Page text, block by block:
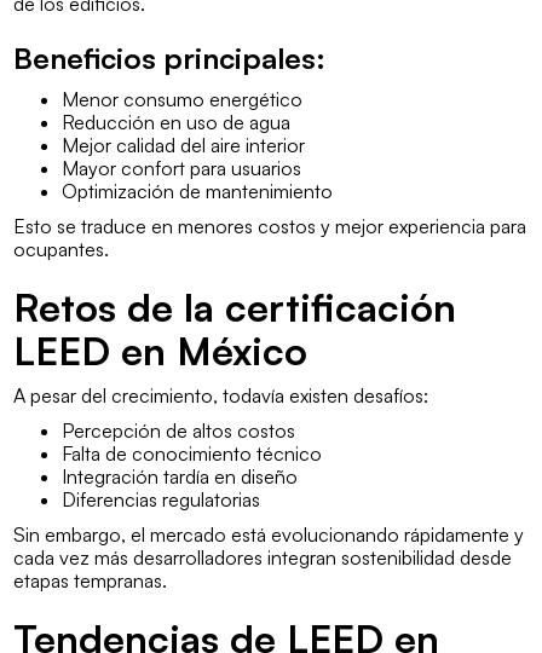
Beneficios principales:
Menor consumo energético
Reducción en uso de agua
Mejor calidad del aire interior
Mayor confort para usuarios
Optimización de mantenimiento
Esto se traduce en menores costos y mejor experiencia para
ocupantes.
Retos de la certificación
LEED en México
A pesar del crecimiento, todavía existen desafíos:
Percepción de altos costos
Falta de conocimiento técnico
Integración tardía en diseño
Diferencias regulatorias
Sin embargo, el mercado está evolucionando rápidamente y
cada vez más desarrolladores integran sostenibilidad desde
etapas tempranas.
Tendencias de LEED en